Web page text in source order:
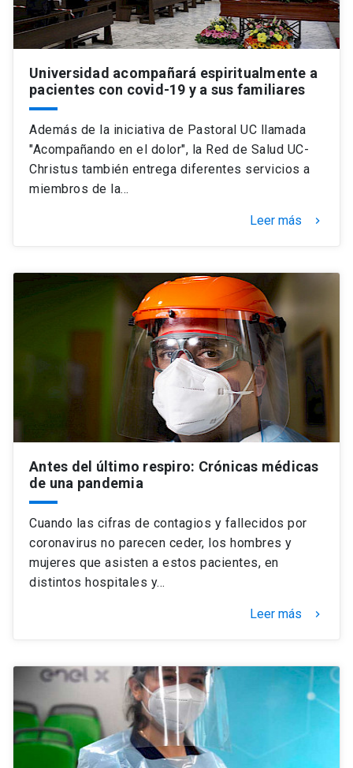
Universidad acompañará espiritualmente a
pacientes con covid-19 y a sus familiares
Además de la iniciativa de Pastoral UC llamada
"Acompañando en el dolor", la Red de Salud UC-
Christus también entrega diferentes servicios a
miembros de la…
Leer más keyboard_arrow_right
Antes del último respiro: Crónicas médicas
de una pandemia
Cuando las cifras de contagios y fallecidos por
coronavirus no parecen ceder, los hombres y
mujeres que asisten a estos pacientes, en
distintos hospitales y…
Leer más keyboard_arrow_right